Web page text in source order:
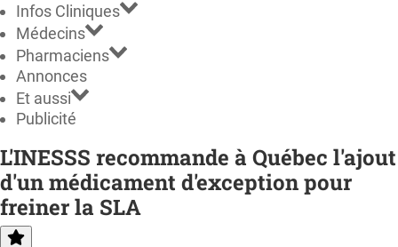
Infos Cliniques
Médecins
Pharmaciens
Annonces
Et aussi
Publicité
L'INESSS recommande à Québec l'ajout
d'un médicament d'exception pour
freiner la SLA